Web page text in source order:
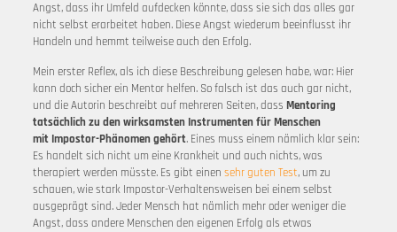
Angst, dass ihr Umfeld aufdecken könnte, dass sie sich das alles gar
nicht selbst erarbeitet haben. Diese Angst wiederum beeinflusst ihr
Handeln und hemmt teilweise auch den Erfolg.
Mein erster Reflex, als ich diese Beschreibung gelesen habe, war: Hier
kann doch sicher ein Mentor helfen. So falsch ist das auch gar nicht,
und die Autorin beschreibt auf mehreren Seiten, dass Mentoring
tatsächlich zu den wirksamsten Instrumenten für Menschen
mit Impostor-Phänomen gehört. Eines muss einem nämlich klar sein:
Es handelt sich nicht um eine Krankheit und auch nichts, was
therapiert werden müsste. Es gibt einen sehr guten Test, um zu
schauen, wie stark Impostor-Verhaltensweisen bei einem selbst
ausgeprägt sind. Jeder Mensch hat nämlich mehr oder weniger die
Angst, dass andere Menschen den eigenen Erfolg als etwas